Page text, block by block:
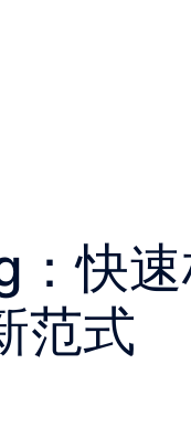
快
范式